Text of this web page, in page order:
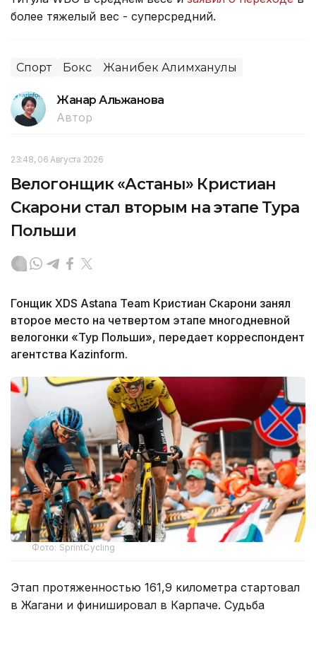
более тяжелый вес - суперсредний.
Спорт Бокс Жанибек Алимханулы
Жанар Альжанова
Автор
23:48, 06 Августа 2026
Велогонщик «Астаны» Кристиан
Скарони стал вторым на этапе Тура
Польши
Гонщик XDS Astana Team Кристиан Скарони занял
второе место на четвертом этапе многодневной
велогонки «Тур Польши», передает корреспондент
агентства Kazinform.
Фото: SprintCycling
Этап протяженностью 161,9 километра стартовал
в Жагани и финишировал в Карпаче. Судьба